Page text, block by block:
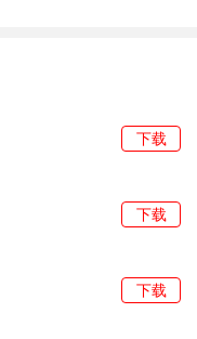
下载
下载
下载